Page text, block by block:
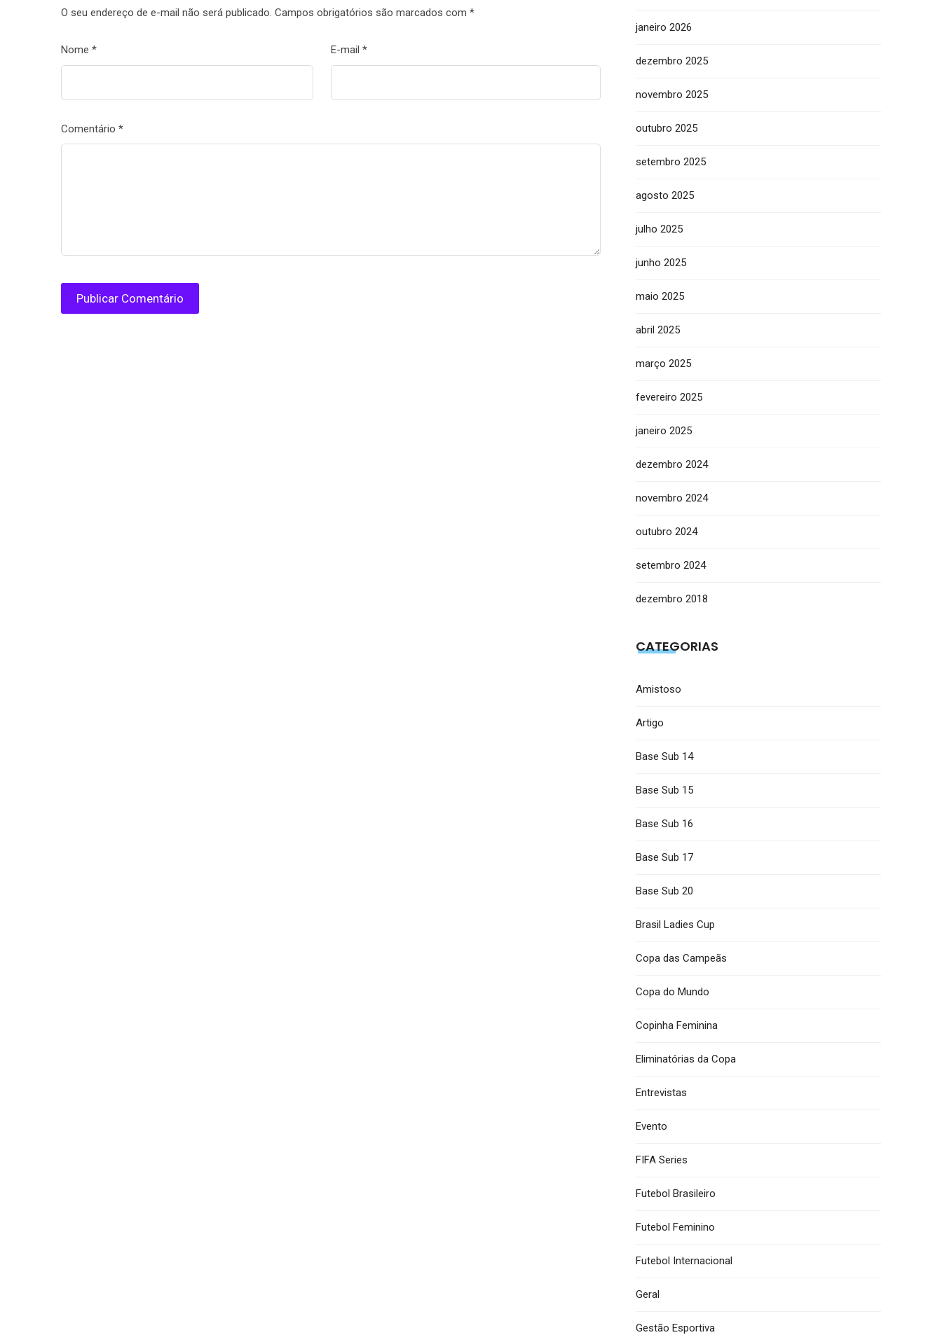
O seu endereço de e-mail não será publicado. Campos obrigatórios são marcados com *
Nome * E-mail *
Comentário *
janeiro 2026
dezembro 2025
novembro 2025
outubro 2025
setembro 2025
agosto 2025
julho 2025
junho 2025
maio 2025
abril 2025
março 2025
fevereiro 2025
janeiro 2025
dezembro 2024
novembro 2024
outubro 2024
setembro 2024
dezembro 2018
CATEGORIAS
Amistoso
Artigo
Base Sub 14
Base Sub 15
Base Sub 16
Base Sub 17
Base Sub 20
Brasil Ladies Cup
Copa das Campeãs
Copa do Mundo
Copinha Feminina
Eliminatórias da Copa
Entrevistas
Evento
FIFA Series
Futebol Brasileiro
Futebol Feminino
Futebol Internacional
Geral
Gestão Esportiva